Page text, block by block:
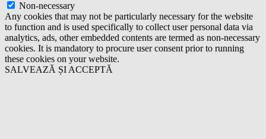
Non-necessary
Any cookies that may not be particularly necessary for the website
to function and is used specifically to collect user personal data via
analytics, ads, other embedded contents are termed as non-necessary
cookies. It is mandatory to procure user consent prior to running
these cookies on your website.
SALVEAZĂ ȘI ACCEPTĂ